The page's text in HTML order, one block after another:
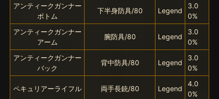
アンティークガンナー
ボトム
下半身防具/80 Legend
3.0
0%
アンティークガンナー
アーム
腕防具/80 Legend
3.0
0%
アンティークガンナー
バック
背中防具/80 Legend
3.0
0%
ペキュリアーライフル 両手長銃/80 Legend
4.0
0%